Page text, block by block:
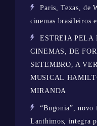
Paris, Texas, de
cinemas brasileiros
ESTREIA PELA
CINEMAS, DE
SETEMBRO, A
MUSICAL
MIRANDA
“Bugonia”,
Lanthimos, integra